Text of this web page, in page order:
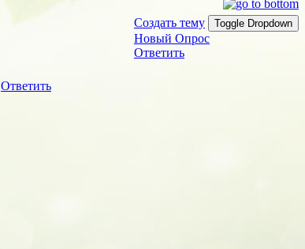
Создать тему
Toggle Dropdown
Новый Опрос
Ответить
Ответить